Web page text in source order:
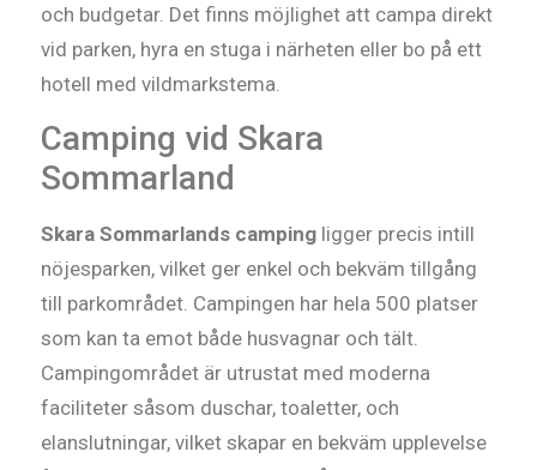
och budgetar. Det finns möjlighet att campa direkt
vid parken, hyra en stuga i närheten eller bo på ett
hotell med vildmarkstema.
Camping vid Skara
Sommarland
Skara Sommarlands camping ligger precis intill
nöjesparken, vilket ger enkel och bekväm tillgång
till parkområdet. Campingen har hela 500 platser
som kan ta emot både husvagnar och tält.
Campingområdet är utrustat med moderna
faciliteter såsom duschar, toaletter, och
elanslutningar, vilket skapar en bekväm upplevelse